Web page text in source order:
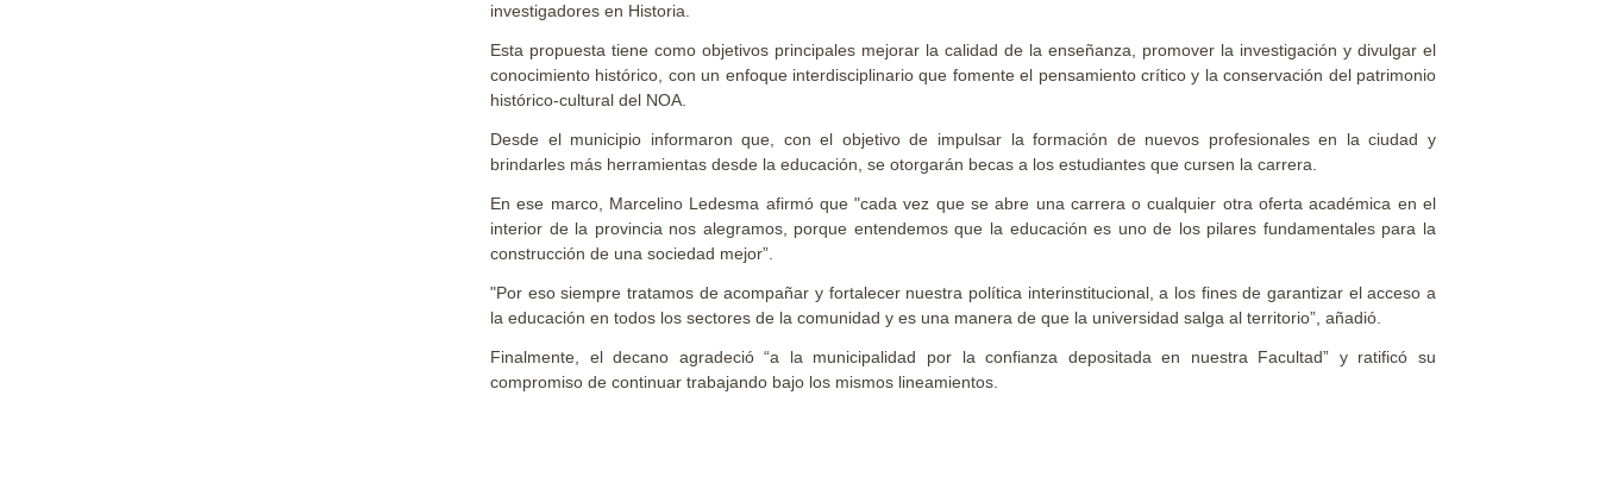
investigadores en Historia.
Esta propuesta tiene como objetivos principales mejorar la calidad de la enseñanza, promover la investigación y divulgar el
conocimiento histórico, con un enfoque interdisciplinario que fomente el pensamiento crítico y la conservación del patrimonio
histórico-cultural del NOA.
Desde el municipio informaron que, con el objetivo de impulsar la formación de nuevos profesionales en la ciudad y
brindarles más herramientas desde la educación, se otorgarán becas a los estudiantes que cursen la carrera.
En ese marco, Marcelino Ledesma afirmó que "cada vez que se abre una carrera o cualquier otra oferta académica en el
interior de la provincia nos alegramos, porque entendemos que la educación es uno de los pilares fundamentales para la
construcción de una sociedad mejor”.
"Por eso siempre tratamos de acompañar y fortalecer nuestra política interinstitucional, a los fines de garantizar el acceso a
la educación en todos los sectores de la comunidad y es una manera de que la universidad salga al territorio”, añadió.
Finalmente, el decano agradeció “a la municipalidad por la confianza depositada en nuestra Facultad” y ratificó su
compromiso de continuar trabajando bajo los mismos lineamientos.